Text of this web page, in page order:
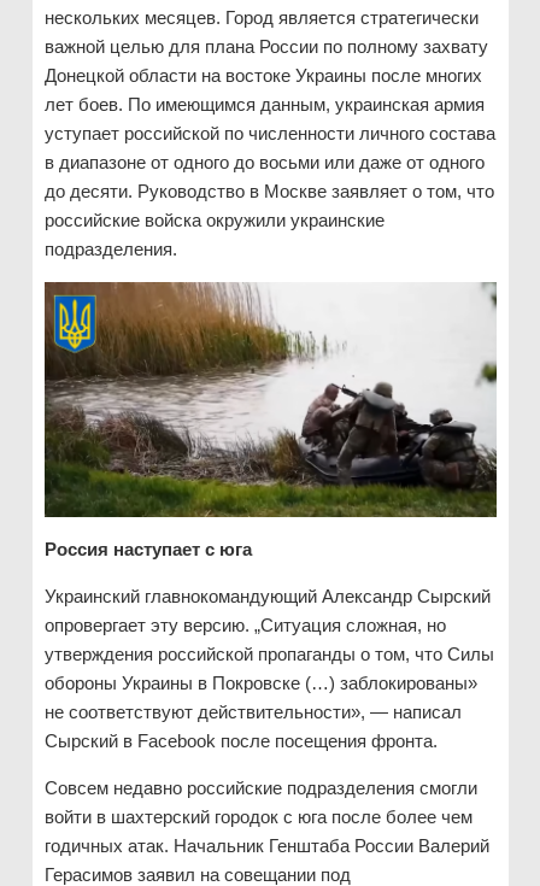
нескольких месяцев. Город является стратегически
важной целью для плана России по полному захвату
Донецкой области на востоке Украины после многих
лет боев. По имеющимся данным, украинская армия
уступает российской по численности личного состава
в диапазоне от одного до восьми или даже от одного
до десяти. Руководство в Москве заявляет о том, что
российские войска окружили украинские
подразделения.
Россия наступает с юга
Украинский главнокомандующий Александр Сырский
опровергает эту версию. „Ситуация сложная, но
утверждения российской пропаганды о том, что Силы
обороны Украины в Покровске (…) заблокированы»
не соответствуют действительности», — написал
Сырский в Facebook после посещения фронта.
Совсем недавно российские подразделения смогли
войти в шахтерский городок с юга после более чем
годичных атак. Начальник Генштаба России Валерий
Герасимов заявил на совещании под